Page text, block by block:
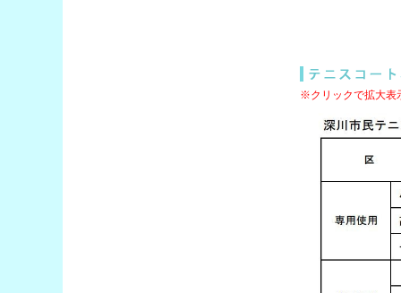
※クリックで拡大表